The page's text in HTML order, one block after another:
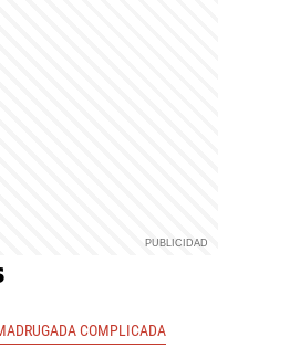
COMPLICADA